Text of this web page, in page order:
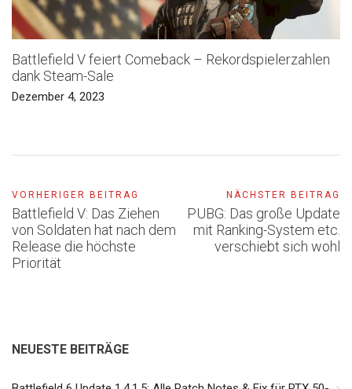
Battlefield V feiert Comeback – Rekordspielerzahlen
dank Steam-Sale
Dezember 4, 2023
VORHERIGER BEITRAG
Battlefield V: Das Ziehen
von Soldaten hat nach dem
Release die höchste
Priorität
NÄCHSTER BEITRAG
PUBG: Das große Update
mit Ranking-System etc.
verschiebt sich wohl
NEUESTE BEITRÄGE